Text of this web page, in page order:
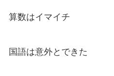
算数はイマイチ
国語は意外とできた